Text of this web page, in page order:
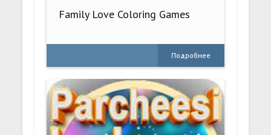
Family Love Coloring Games
Подробнее